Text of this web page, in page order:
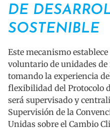
DE
SOSTENIBLE
Este mecanismo
voluntario de unidades
tomando la experiencia
flexibilidad del Protocolo
será supervisado y
Supervisión de la
Unidas sobre el Cambio